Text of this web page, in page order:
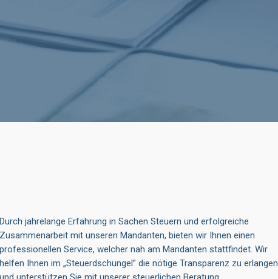
Durch jahrelange Erfahrung in Sachen Steuern und erfolgreiche
Zusammenarbeit mit unseren Mandanten, bieten wir Ihnen einen
professionellen Service, welcher nah am Mandanten stattfindet. Wir
helfen Ihnen im „Steuerdschungel” die nötige Transparenz zu erlangen